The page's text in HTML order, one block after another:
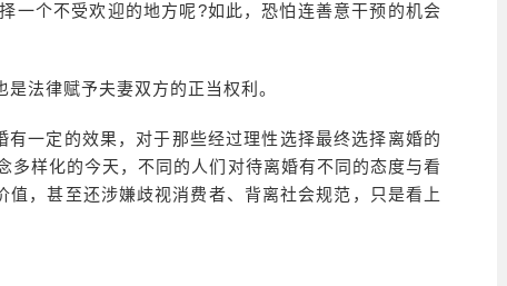
一个不受欢迎的地方呢?如此，恐怕连善意干预的机会
法律赋予夫妻双方的正当权利。
一定的效果，对于那些经过理性选择最终选择离婚的
多样化的今天，不同的人们对待离婚有不同的态度与看
，甚至还涉嫌歧视消费者、背离社会规范，只是看上